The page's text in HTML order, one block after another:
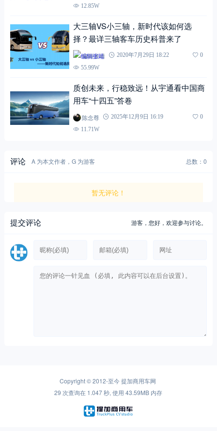
12.85W
大三轴VS小三轴，新时代该如何选
择？最详三轴客车历史科普来了
编辑张靖 2020年7月29日 18:22
0
55.99W
质创未来，行稳致远！从宇通看中国商
用车“十四五”答卷
陈念尊 2025年12月9日 16:19
0
11.71W
评论 A 为本文作者，G 为游客 总数：0
暂无评论！
提交评论 游客，您好，欢迎参与讨论。
Copyright © 2012-至今提加商用车网
29 次查询在 1.047 秒, 使用 43.59MB 内存